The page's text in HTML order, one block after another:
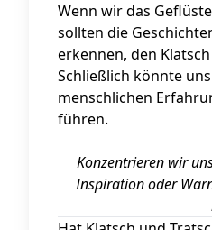
Wenn wir das
sollten die
erkennen, den
Schließlich könnte
menschlichen
führen.
Konzentrieren wir
Inspiration oder